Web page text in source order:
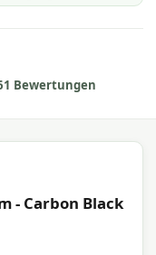
Bewertungen
- Carbon Black